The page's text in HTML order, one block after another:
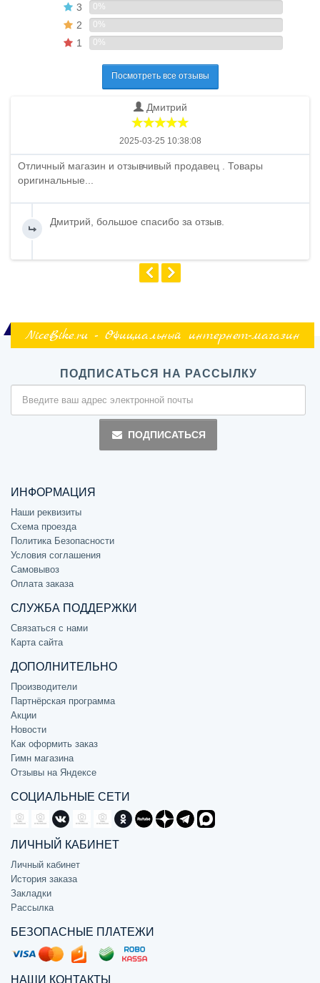
3 0%
2 0%
1 0%
Посмотреть все отзывы
Дмитрий
2025-03-25 10:38:08
Отличный магазин и отзывчивый продавец . Товары
оригинальные...
Дмитрий, большое спасибо за отзыв.
NiceBike.ru - Официальный интернет-магазин
ПОДПИСАТЬСЯ НА РАССЫЛКУ
ПОДПИСАТЬСЯ
ИНФОРМАЦИЯ
Наши реквизиты
Схема проезда
Политика Безопасности
Условия соглашения
Самовывоз
Оплата заказа
СЛУЖБА ПОДДЕРЖКИ
Связаться с нами
Карта сайта
ДОПОЛНИТЕЛЬНО
Производители
Партнёрская программа
Акции
Новости
Как оформить заказ
Гимн магазина
Отзывы на Яндексе
СОЦИАЛЬНЫЕ СЕТИ
ЛИЧНЫЙ КАБИНЕТ
Личный кабинет
История заказа
Закладки
Рассылка
БЕЗОПАСНЫЕ ПЛАТЕЖИ
НАШИ КОНТАКТЫ